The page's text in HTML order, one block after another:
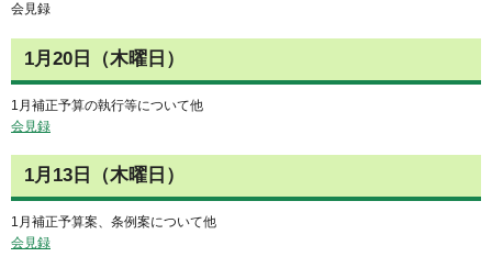
会見録
1月20日（木曜日）
1月補正予算の執行等について他
会見録
1月13日（木曜日）
1月補正予算案、条例案について他
会見録